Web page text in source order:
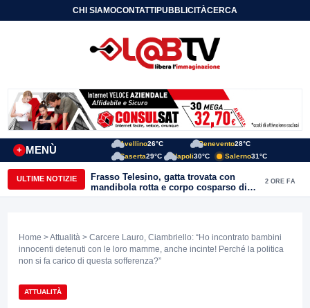
CHI SIAMOCONTATTIPUBBLICITÀCERCA
MENÙ
+
Avellino26°C Benevento28°C
Caserta29°C Napoli30°C Salerno31°C
ULTIME NOTIZIE
Frasso Telesino, gatta trovata con
mandibola rotta e corpo cosparso di
colla: “Atto di inaudita crudeltà”
2 ORE FA
Home >Attualità > Carcere Lauro, Ciambriello: “Ho incontrato bambini
innocenti detenuti con le loro mamme, anche incinte! Perché la politica
non si fa carico di questa sofferenza?”
ATTUALITÀ